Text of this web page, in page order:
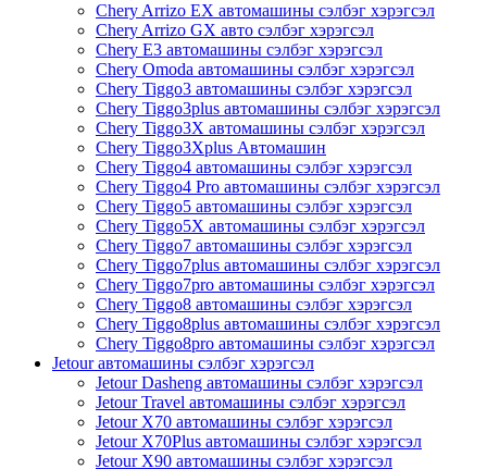
Chery Arrizo EX автомашины сэлбэг хэрэгсэл
Chery Arrizo GX авто сэлбэг хэрэгсэл
Chery E3 автомашины сэлбэг хэрэгсэл
Chery Omoda автомашины сэлбэг хэрэгсэл
Chery Tiggo3 автомашины сэлбэг хэрэгсэл
Chery Tiggo3plus автомашины сэлбэг хэрэгсэл
Chery Tiggo3X автомашины сэлбэг хэрэгсэл
Chery Tiggo3Xplus Автомашин
Chery Tiggo4 автомашины сэлбэг хэрэгсэл
Chery Tiggo4 Pro автомашины сэлбэг хэрэгсэл
Chery Tiggo5 автомашины сэлбэг хэрэгсэл
Chery Tiggo5X автомашины сэлбэг хэрэгсэл
Chery Tiggo7 автомашины сэлбэг хэрэгсэл
Chery Tiggo7plus автомашины сэлбэг хэрэгсэл
Chery Tiggo7pro автомашины сэлбэг хэрэгсэл
Chery Tiggo8 автомашины сэлбэг хэрэгсэл
Chery Tiggo8plus автомашины сэлбэг хэрэгсэл
Chery Tiggo8pro автомашины сэлбэг хэрэгсэл
Jetour автомашины сэлбэг хэрэгсэл
Jetour Dasheng автомашины сэлбэг хэрэгсэл
Jetour Travel автомашины сэлбэг хэрэгсэл
Jetour X70 автомашины сэлбэг хэрэгсэл
Jetour X70Plus автомашины сэлбэг хэрэгсэл
Jetour X90 автомашины сэлбэг хэрэгсэл